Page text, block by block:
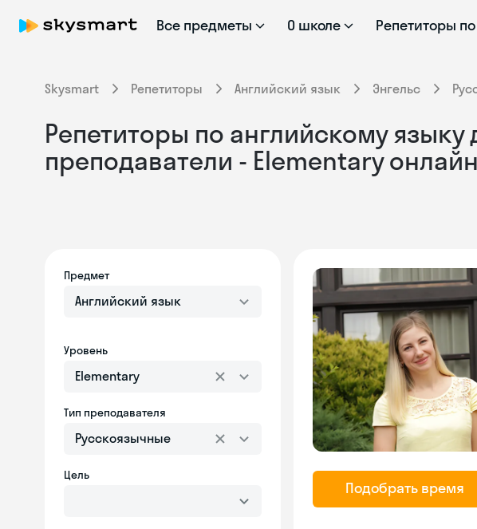
Все предметы О школе Репетиторы
Skysmart Репетиторы Английский язык Энгельс
Репетиторы по английскому языку
преподаватели - Elementary онлайн
Предмет
Английский язык
Уровень
Elementary
Тип преподавателя
Русскоязычные
Цель
Подобрать время